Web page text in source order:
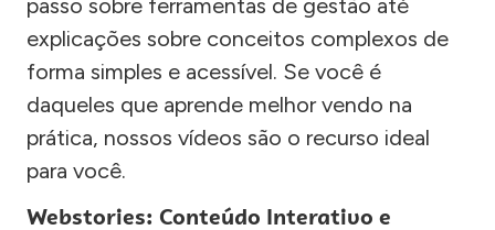
passo sobre ferramentas de gestão até
explicações sobre conceitos complexos de
forma simples e acessível. Se você é
daqueles que aprende melhor vendo na
prática, nossos vídeos são o recurso ideal
para você.
Webstories: Conteúdo Interativo e